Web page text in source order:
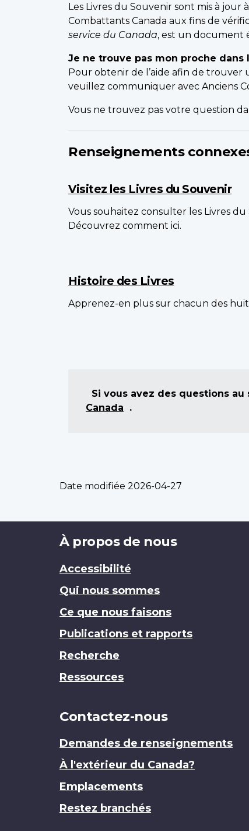
Les Livres du Souvenir sont mis à jour
Combattants Canada aux fins de
service du Canada, est un document
Je ne trouve pas mon proche dans
Pour obtenir de l’aide afin de trouver
veuillez communiquer avec Anciens
Vous ne trouvez pas votre question
Renseignements
Visitez les Livres du Souvenir
Vous souhaitez consulter les Livres
Découvrez comment ici.
Histoire des Livres
Apprenez-en plus sur chacun des
Si vous avez des questions
Canada
.
Date modifiée 2026-04-27
Brand
À propos de nous
Accessibilité
Qui nous sommes
Ce que nous faisons
Publications et rapports
Recherche
Ressources
Contactez-nous
Demandes de renseignements
À l'extérieur du Canada?
Emplacements
Restez branchés